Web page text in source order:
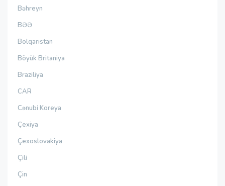
Bəhreyn
BƏƏ
Bolqarıstan
Böyük Britaniya
Braziliya
CAR
Cənubi Koreya
Çexiya
Çexoslovakiya
Çili
Çin